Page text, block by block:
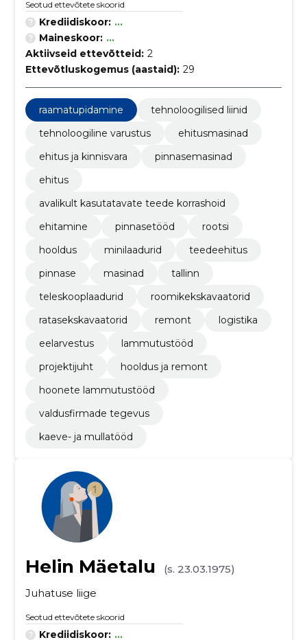
Seotud ettevõtete skoorid
Krediidiskoor: ...
Maineskoor: ...
Aktiivseid ettevõtteid: 2
Ettevõtluskogemus (aastaid): 29
raamatupidamine
tehnoloogilised liinid
tehnoloogiline varustus
ehitusmasinad
ehitus ja kinnisvara
pinnasemasinad
ehitus
avalikult kasutatavate teede korrashoid
ehitamine
pinnasetööd
rootsi
hooldus
minilaadurid
teedeehitus
pinnase
masinad
tallinn
teleskooplaadurid
roomikekskavaatorid
ratasekskavaatorid
remont
logistika
eelarvestus
lammutustööd
projektijuht
hooldus ja remont
hoonete lammutustööd
valdusfirmade tegevus
kaeve- ja mullatööd
Helin Mäetalu
(s. 23.03.1975)
Juhatuse liige
Seotud ettevõtete skoorid
Krediidiskoor: ...